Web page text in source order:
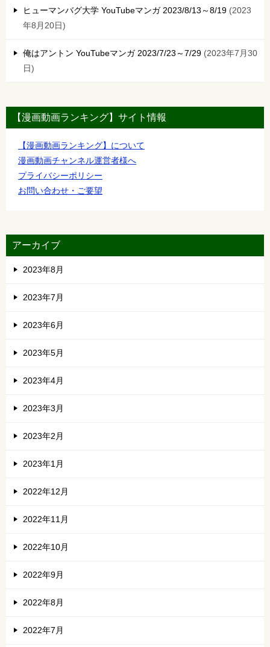
ヒューマンバグ大学 YouTubeマンガ 2023/8/13～8/19
2023
年8月20日
俺はアントン YouTubeマンガ 2023/7/23～7/29
2023年7月30
日
【漫画動画ランキング】サイト情報
【漫画動画ランキング】について
漫画動画チャンネル運営者様へ
プライバシーポリシー
お問い合わせ・ご要望
アーカイブ
2023年8月
2023年7月
2023年6月
2023年5月
2023年4月
2023年3月
2023年2月
2023年1月
2022年12月
2022年11月
2022年10月
2022年9月
2022年8月
2022年7月